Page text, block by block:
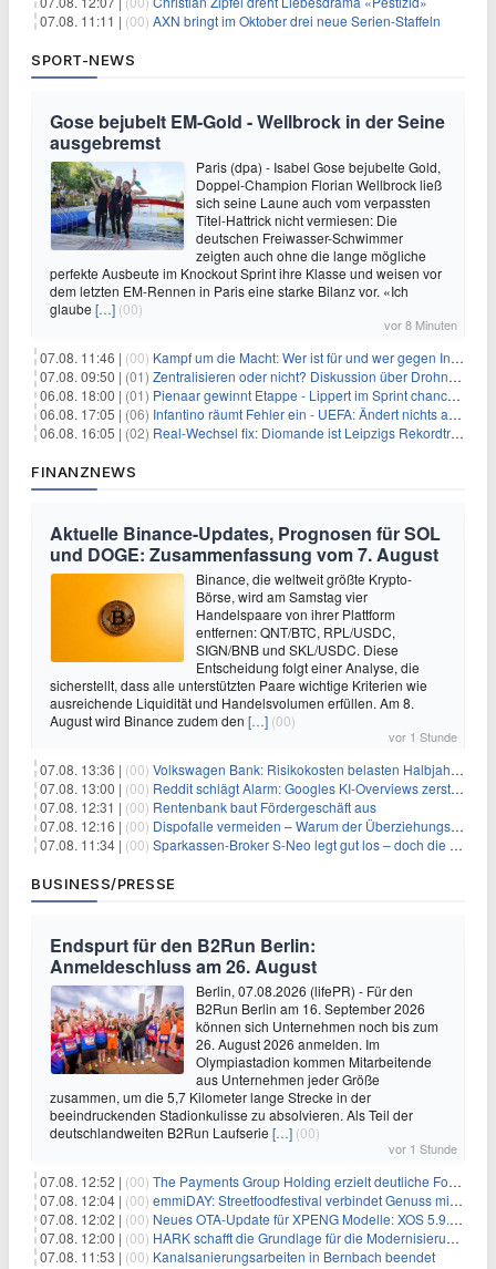
07.08. 11:11 | (00) AXN bringt im Oktober drei neue Serien-Staffeln
SPORT-NEWS
Gose bejubelt EM-Gold - Wellbrock in der Seine
ausgebremst
Paris (dpa) - Isabel Gose bejubelte Gold,
Doppel-Champion Florian Wellbrock ließ
sich seine Laune auch vom verpassten
Titel-Hattrick nicht vermiesen: Die
deutschen Freiwasser-Schwimmer
zeigten auch ohne die lange mögliche
perfekte Ausbeute im Knockout Sprint ihre Klasse und weisen vor
dem letzten EM-Rennen in Paris eine starke Bilanz vor. «Ich
glaube […] (00)
vor 8 Minuten
07.08. 11:46 | (00) Kampf um die Macht: Wer ist für und wer gegen Infantino?
07.08. 09:50 | (01) Zentralisieren oder nicht? Diskussion über Drohnenabwehr
06.08. 18:00 | (01) Pienaar gewinnt Etappe - Lippert im Sprint chancenlos
06.08. 17:05 | (06) Infantino räumt Fehler ein - UEFA: Ändert nichts an Boykott
06.08. 16:05 | (02) Real-Wechsel fix: Diomande ist Leipzigs Rekordtransfer
FINANZNEWS
Aktuelle Binance-Updates, Prognosen für SOL
und DOGE: Zusammenfassung vom 7. August
Binance, die weltweit größte Krypto-
Börse, wird am Samstag vier
Handelspaare von ihrer Plattform
entfernen: QNT/BTC, RPL/USDC,
SIGN/BNB und SKL/USDC. Diese
Entscheidung folgt einer Analyse, die
sicherstellt, dass alle unterstützten Paare wichtige Kriterien wie
ausreichende Liquidität und Handelsvolumen erfüllen. Am 8.
August wird Binance zudem den […] (00)
vor 1 Stunde
07.08. 13:36 | (00) Volkswagen Bank: Risikokosten belasten Halbjahresergebnis
07.08. 13:00 | (00) Reddit schlägt Alarm: Googles KI-Overviews zerstören das Traffic-Geschäftsmodell
07.08. 12:31 | (00) Rentenbank baut Fördergeschäft aus
07.08. 12:16 | (00) Dispofalle vermeiden – Warum der Überziehungskredit teurer ist als gedacht
07.08. 11:34 | (00) Sparkassen-Broker S-Neo legt gut los – doch die Schwachstellen bleiben
BUSINESS/PRESSE
Endspurt für den B2Run Berlin:
Anmeldeschluss am 26. August
Berlin, 07.08.2026 (lifePR) - Für den
B2Run Berlin am 16. September 2026
können sich Unternehmen noch bis zum
26. August 2026 anmelden. Im
Olympiastadion kommen Mitarbeitende
aus Unternehmen jeder Größe
zusammen, um die 5,7 Kilometer lange Strecke in der
beeindruckenden Stadionkulisse zu absolvieren. Als Teil der
deutschlandweiten B2Run Laufserie […] (00)
vor 1 Stunde
07.08. 12:52 | (00) The Payments Group Holding erzielt deutliche Fortschritte bei ihren AI-Projekten
07.08. 12:04 | (00) emmiDAY: Streetfoodfestival verbindet Genuss mit Engagement gegen Brustkrebs
07.08. 12:02 | (00) Neues OTA-Update für XPENG Modelle: XOS 5.9.5 erweitert Sicherheits-, Lade- und Komfortfunktionen
07.08. 12:00 | (00) HARK schafft die Grundlage für die Modernisierung seiner IBM i-Anwendungen
07.08. 11:53 | (00) Kanalsanierungsarbeiten in Bernbach beendet